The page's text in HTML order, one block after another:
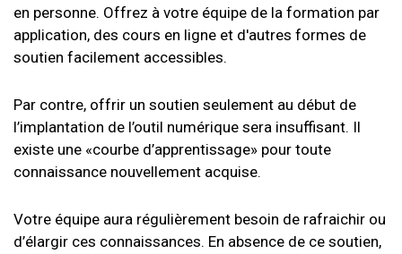
en personne. Offrez à votre équipe de la formation par
application, des cours en ligne et d'autres formes de
soutien facilement accessibles.
Par contre, offrir un soutien seulement au début de
l’implantation de l’outil numérique sera insuffisant. Il
existe une «courbe d’apprentissage» pour toute
connaissance nouvellement acquise.
Votre équipe aura régulièrement besoin de rafraichir ou
d’élargir ces connaissances. En absence de ce soutien,